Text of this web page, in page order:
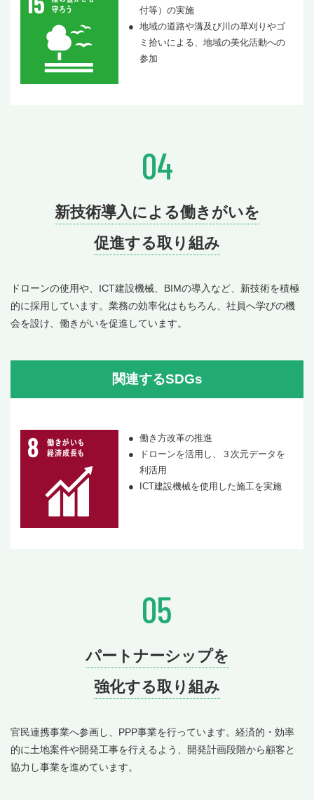
付等）の実施
地域の道路や溝及び川の草刈りやゴ
ミ拾いによる、地域の美化活動への
参加
04
新技術導入による働きがいを
促進する取り組み
ドローンの使用や、ICT建設機械、BIMの導入など、新技術を積極
的に採用しています。業務の効率化はもちろん、社員へ学びの機
会を設け、働きがいを促進しています。
関連するSDGs
働き方改革の推進
ドローンを活用し、３次元データを
利活用
ICT建設機械を使用した施工を実施
05
パートナーシップを
強化する取り組み
官民連携事業へ参画し、PPP事業を行っています。経済的・効率
的に土地案件や開発工事を行えるよう、開発計画段階から顧客と
協力し事業を進めています。